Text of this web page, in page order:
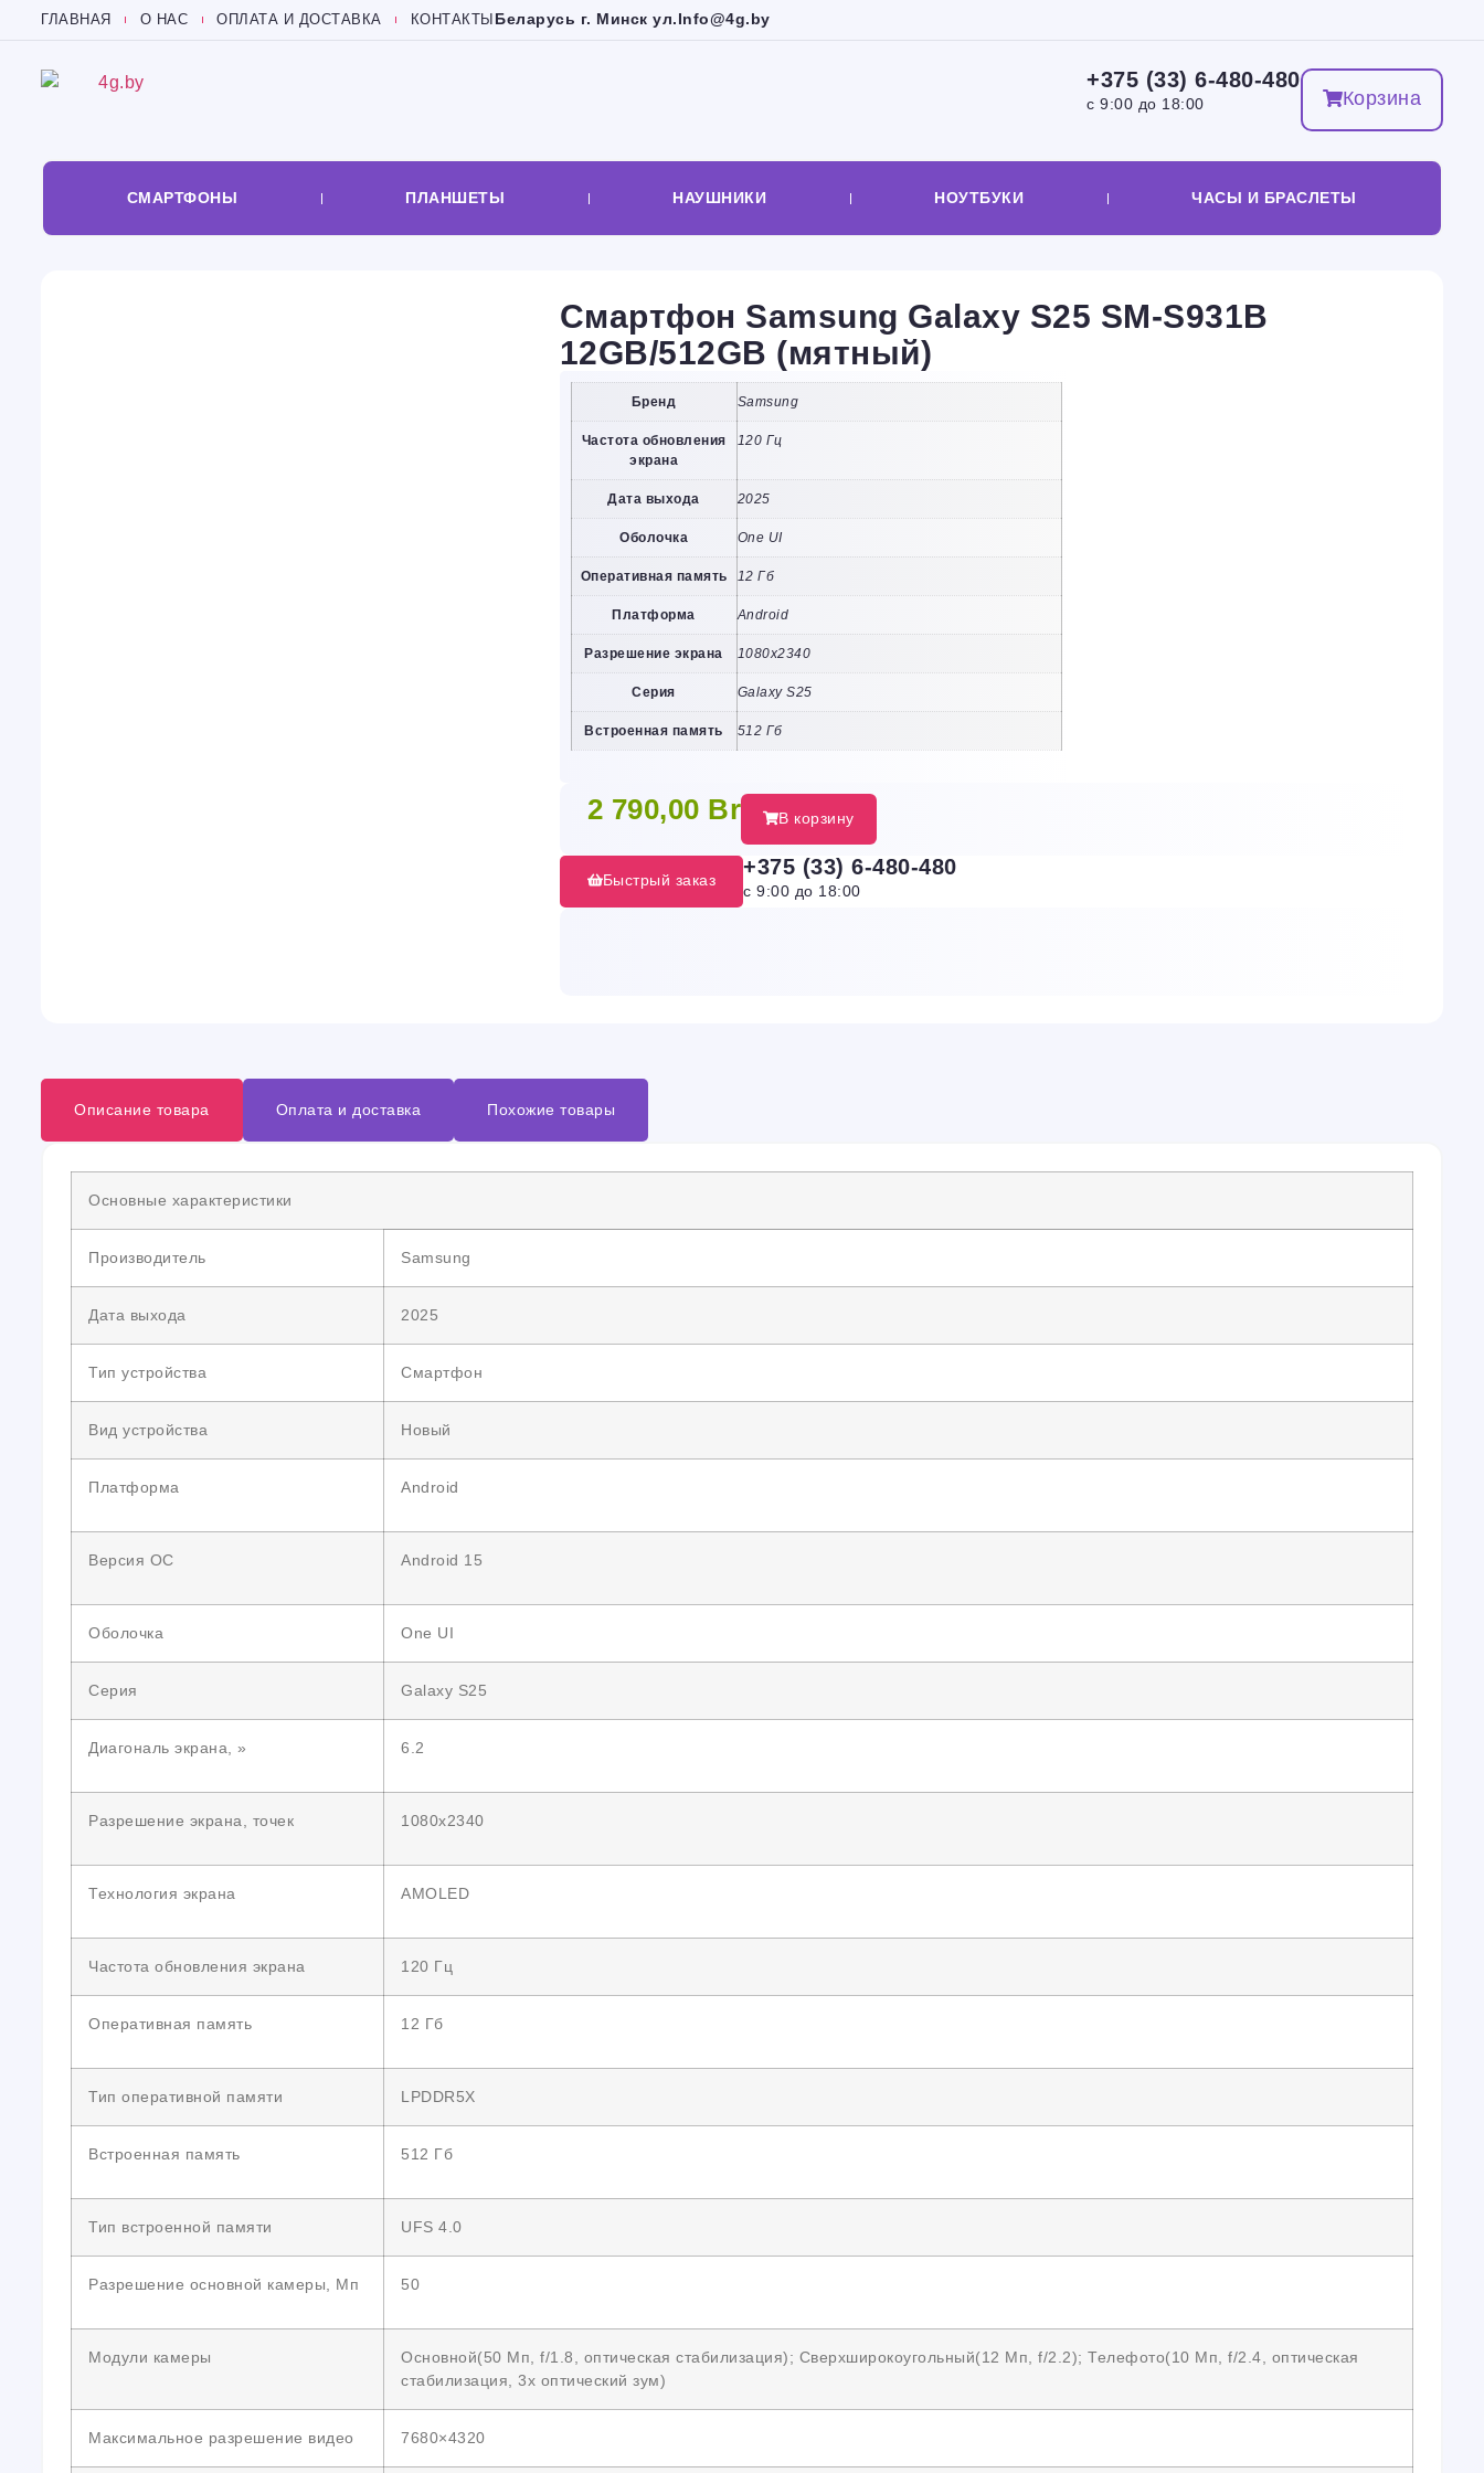
ГЛАВНАЯ О НАС ОПЛАТА И ДОСТАВКА КОНТАКТЫ Беларусь г. Минск ул.Info@4g.by
+375 (33) 6-480-480
с 9:00 до 18:00 Корзина
СМАРТФОНЫ ПЛАНШЕТЫ НАУШНИКИ НОУТБУКИ ЧАСЫ И БРАСЛЕТЫ
Смартфон Samsung Galaxy S25 SM-S931B
12GB/512GB (мятный)
Бренд Samsung
Частота обновления
экрана
120 Гц
Дата выхода 2025
Оболочка One UI
Оперативная память 12 Гб
Платформа Android
Разрешение экрана 1080х2340
Серия Galaxy S25
Встроенная память 512 Гб
2 790,00 Br В корзину
Быстрый заказ
+375 (33) 6-480-480
с 9:00 до 18:00
Описание товара Оплата и доставка Похожие товары
Основные характеристики
Производитель Samsung
Дата выхода 2025
Тип устройства Смартфон
Вид устройства Новый
Платформа Android
Версия ОС Android 15
Оболочка One UI
Серия Galaxy S25
Диагональ экрана, » 6.2
Разрешение экрана, точек 1080х2340
Технология экрана AMOLED
Частота обновления экрана 120 Гц
Оперативная память 12 Гб
Тип оперативной памяти LPDDR5X
Встроенная память 512 Гб
Тип встроенной памяти UFS 4.0
Разрешение основной камеры, Мп 50
Модули камеры
Основной(50 Мп, f/1.8, оптическая стабилизация); Сверхширокоугольный(12 Мп, f/2.2); Телефото(10 Мп, f/2.4, оптическая
стабилизация, 3x оптический зум)
Максимальное разрешение видео 7680×4320